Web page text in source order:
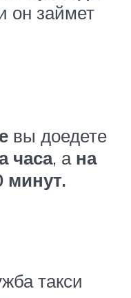
он займет
вы доедете
часа, ана
минут.
такси